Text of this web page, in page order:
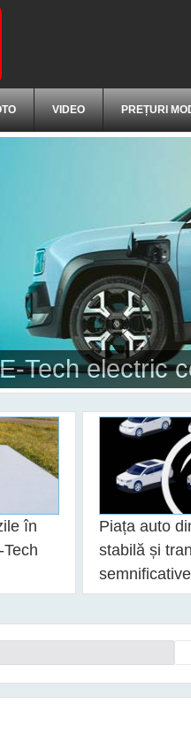
VIDEO PREȚURI
noul Duster -
în
Piața auto
stabilă și